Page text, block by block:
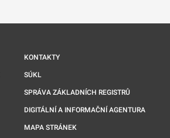
KONTAKTY
SÚKL
SPRÁVA ZÁKLADNÍCH REGISTRŮ
DIGITÁLNÍ A INFORMAČNÍ AGENTURA
MAPA STRÁNEK